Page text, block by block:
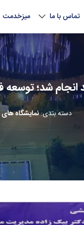
تماس با ما میزخدمت
انجام شد؛
دسته بندی:نمایشگاه